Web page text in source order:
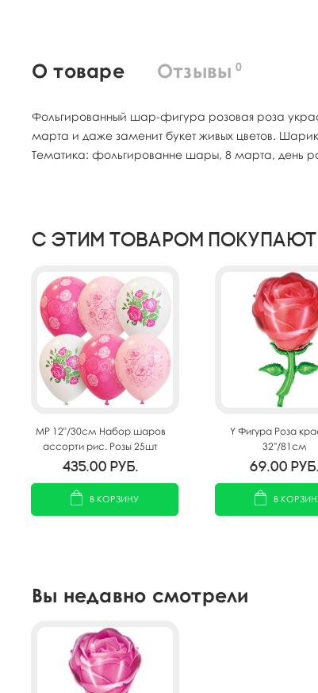
О товаре Отзывы 0
Фольгированный шар-фигура розовая роза
марта и даже заменит букет живых цветов.
Тематика: фольгированне шары, 8 марта, день
С этим товаром покупают
MP 12"/30см Набор шаров
ассорти рис. Розы 25шт
435.00 руб.
В КОРЗИНУ
Y Фигура Роза
32''/81см
69.00 руб.
В
Вы недавно смотрели